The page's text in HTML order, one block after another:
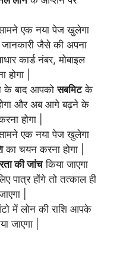
एक नया पेज खुलेगा
जैसे की अपना
कार्ड नंबर, मोबाइल
|
के बाद आपकोसबमिटके
और अब आगे बढ़ने के
होगा |
एक नया पेज खुलेगा
का चयन करना होगा |
की जांचकिया जाएगा
होंगे तो तत्काल ही
|
में लोन की राशि आपके
जाएगा |